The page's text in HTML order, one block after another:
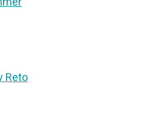
Reto